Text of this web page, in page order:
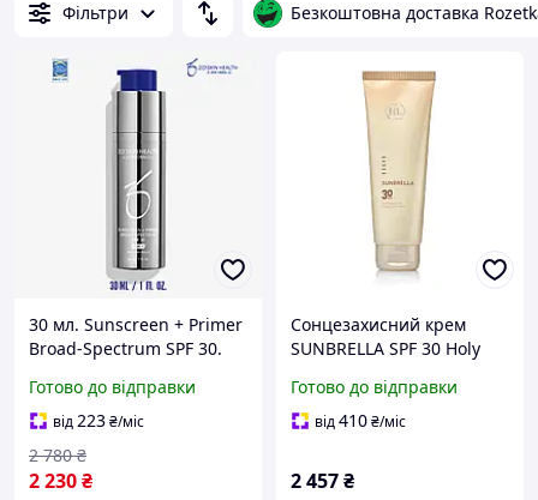
Фільтри Безкоштовна доставка
30 мл. Sunscreen + Primer
Broad-Spectrum SPF 30.
обличчя SPF 30
Готово до відправки
від223₴/міс
2 230₴
2 780 ₴
Сонцезахисний крем
SUNBRELLA SPF 30 Holy
Готово до відправки
від410₴/міс
2 457₴